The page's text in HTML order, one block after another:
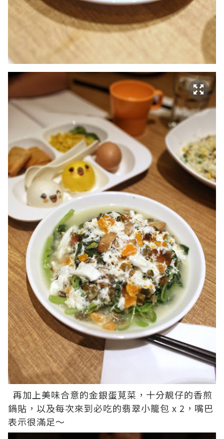
再加上美味合意的金銀蛋莧菜，十分靚仔的香煎
鍋貼，以及每次來到必吃的翡翠小籠包 x 2，嘴巴
表示很滿足～